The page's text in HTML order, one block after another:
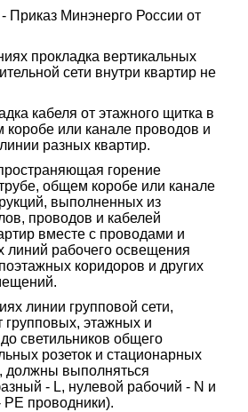
Приказ Минэнерго России от
прокладка вертикальных
сети внутри квартир не
кабеля от этажного щитка в
или канале проводов и
разных квартир.
горение
общем коробе или канале
выполненных из
проводов и кабелей
вместе с проводами и
линий рабочего освещения
коридоров и других
линии групповой сети,
этажных и
светильников общего
розеток и стационарных
должны выполняться
- L, нулевой рабочий - N и
проводники).